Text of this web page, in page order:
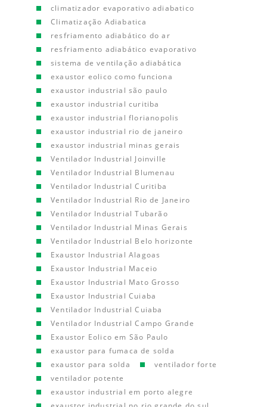
climatizador evaporativo adiabatico
Climatização Adiabatica
resfriamento adiabático do ar
resfriamento adiabático evaporativo
sistema de ventilação adiabática
exaustor eolico como funciona
exaustor industrial são paulo
exaustor industrial curitiba
exaustor industrial florianopolis
exaustor industrial rio de janeiro
exaustor industrial minas gerais
Ventilador Industrial Joinville
Ventilador Industrial Blumenau
Ventilador Industrial Curitiba
Ventilador Industrial Rio de Janeiro
Ventilador Industrial Tubarão
Ventilador Industrial Minas Gerais
Ventilador Industrial Belo horizonte
Exaustor Industrial Alagoas
Exaustor Industrial Maceio
Exaustor Industrial Mato Grosso
Exaustor Industrial Cuiaba
Ventilador Industrial Cuiaba
Ventilador Industrial Campo Grande
Exaustor Eolico em São Paulo
exaustor para fumaca de solda
exaustor para solda
ventilador forte
ventilador potente
exaustor industrial em porto alegre